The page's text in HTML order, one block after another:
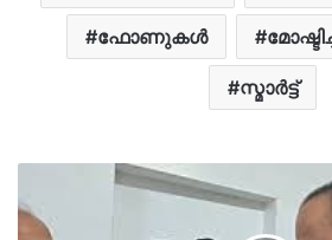
ഫോണുകൾ
സ്മാര്‍ട്ട്